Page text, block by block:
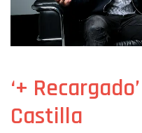
‘+
Castilla